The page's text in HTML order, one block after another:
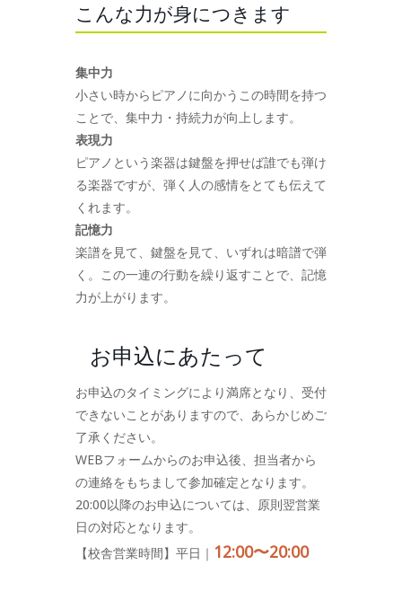
こんな力が身につきます
集中力
小さい時からピアノに向かうこの時間を持つ
ことで、集中力・持続力が向上します。
表現力
ピアノという楽器は鍵盤を押せば誰でも弾け
る楽器ですが、弾く人の感情をとても伝えて
くれます。
記憶力
楽譜を見て、鍵盤を見て、いずれは暗譜で弾
く。この一連の行動を繰り返すことで、記憶
力が上がります。
お申込にあたって
お申込のタイミングにより満席となり、受付
できないことがありますので、あらかじめご
了承ください。
WEBフォームからのお申込後、担当者から
の連絡をもちまして参加確定となります。
20:00以降のお申込については、原則翌営業
日の対応となります。
【校舎営業時間】平日｜ 12:00〜20:00